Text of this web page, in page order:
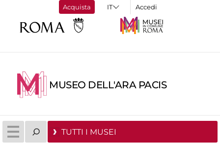
Acquista Accedi
MUSEO DELL'ARA PACIS
TUTTI I MUSEI